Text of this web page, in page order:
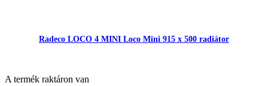
Radeco LOCO 4 MINI Loco Mini 915 x 500 radiátor
A termék raktáron van